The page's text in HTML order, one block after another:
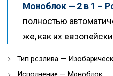
Моноблок — 2 в 1 –
полностью
же, как их
Тип розлива —
Исполнение — Моноблок